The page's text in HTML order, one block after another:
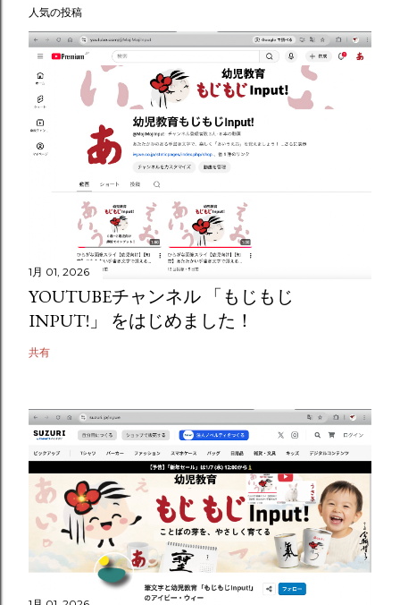
人気の投稿
1月 01, 2026
YOUTUBEチャンネル 「もじもじ
INPUT!」 をはじめました！
共有